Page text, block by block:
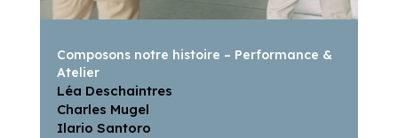
Composons notre histoire – Performance &
Atelier
Léa Deschaintres
Charles Mugel
Ilario Santoro